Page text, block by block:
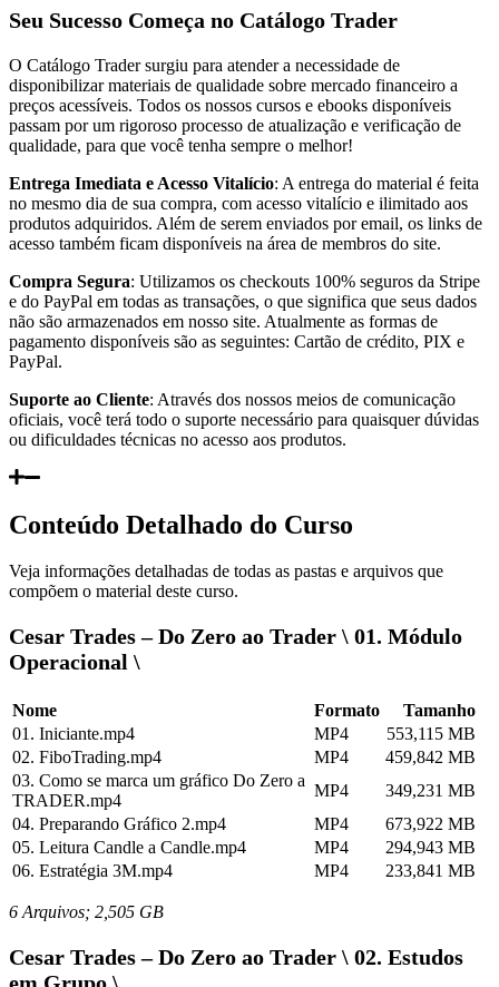
Seu Sucesso Começa no Catálogo Trader
O Catálogo Trader surgiu para atender a necessidade de
disponibilizar materiais de qualidade sobre mercado financeiro a
preços acessíveis. Todos os nossos cursos e ebooks disponíveis
passam por um rigoroso processo de atualização e verificação de
qualidade, para que você tenha sempre o melhor!
Entrega Imediata e Acesso Vitalício: A entrega do material é feita
no mesmo dia de sua compra, com acesso vitalício e ilimitado aos
produtos adquiridos. Além de serem enviados por email, os links de
acesso também ficam disponíveis na área de membros do site.
Compra Segura: Utilizamos os checkouts 100% seguros da Stripe
e do PayPal em todas as transações, o que significa que seus dados
não são armazenados em nosso site. Atualmente as formas de
pagamento disponíveis são as seguintes: Cartão de crédito, PIX e
PayPal.
Suporte ao Cliente: Através dos nossos meios de comunicação
oficiais, você terá todo o suporte necessário para quaisquer dúvidas
ou dificuldades técnicas no acesso aos produtos.
Conteúdo Detalhado do Curso
Veja informações detalhadas de todas as pastas e arquivos que
compõem o material deste curso.
Cesar Trades – Do Zero ao Trader \ 01. Módulo
Operacional \
Nome Formato
Tamanho
01. Iniciante.mp4
MP4
553,115 MB
02. FiboTrading.mp4
MP4
459,842 MB
03. Como se marca um gráfico Do Zero a
TRADER.mp4
MP4
349,231 MB
04. Preparando Gráfico 2.mp4
MP4
673,922 MB
05. Leitura Candle a Candle.mp4
MP4
294,943 MB
06. Estratégia 3M.mp4
MP4 233,841 MB
6 Arquivos; 2,505 GB
Cesar Trades – Do Zero ao Trader \ 02. Estudos